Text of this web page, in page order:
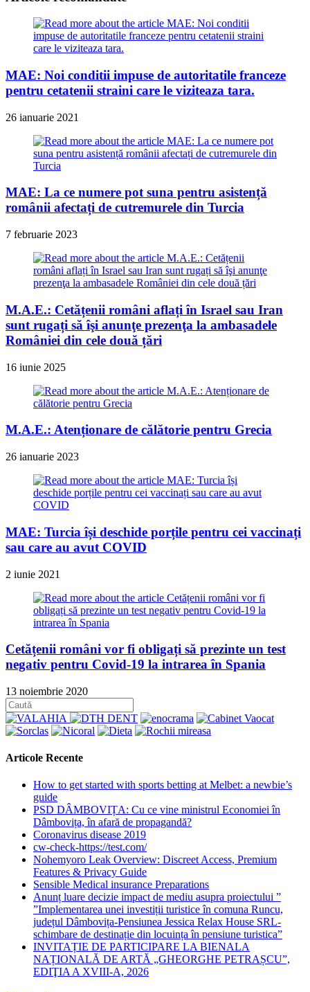
MAE: Noi conditii impuse de autoritatile franceze
pentru cetatenii straini care le viziteaza tara.
26 ianuarie 2021
MAE: La ce numere pot suna pentru asistență
românii afectați de cutremurele din Turcia
7 februarie 2023
M.A.E.: Cetățenii români aflați în Israel sau Iran
sunt rugați să îşi anunţe prezenţa la ambasadele
României din cele două țări
16 iunie 2025
M.A.E.: Atenționare de călătorie pentru Grecia
26 ianuarie 2023
MAE: Turcia își deschide porțile pentru cei vaccinați
sau care au avut COVID
2 iunie 2021
Cetățenii români vor fi obligați să prezinte un test
negativ pentru Covid-19 la intrarea în Spania
13 noiembrie 2020
Articole Recente
How to get started with sports betting at Melbet: a newbie’s
guide
PSD DÂMBOVIȚA: Cu ce vine ministrul Economiei în
Dâmbovița, în afară de propagandă?
Coronavirus disease 2019
cw-check-https://test.com/
Nohemyoro Leak Overview: Discreet Access, Premium
Features & Privacy Guide
Sensible Medical insurance Preparations
Anunț luare decizie impact de mediu asupra proiectului ”
”Implementarea unei investiții turistice în comuna Runcu,
județul Dâmbovița-Pensiunea Jessica Relax House SRL-
schimbare de destinație din locuința în pensiune turistica”
INVITAȚIE DE PARTICIPARE LA BIENALA
NAȚIONALĂ DE ARTĂ „GHEORGHE PETRAȘCU”,
EDIŢIA A XVIII-A, 2026